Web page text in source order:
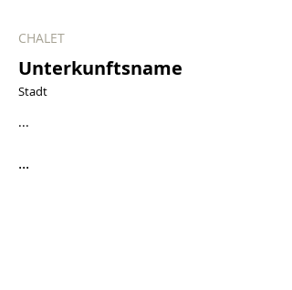
CHALET
Unterkunftsname
Stadt
...
...